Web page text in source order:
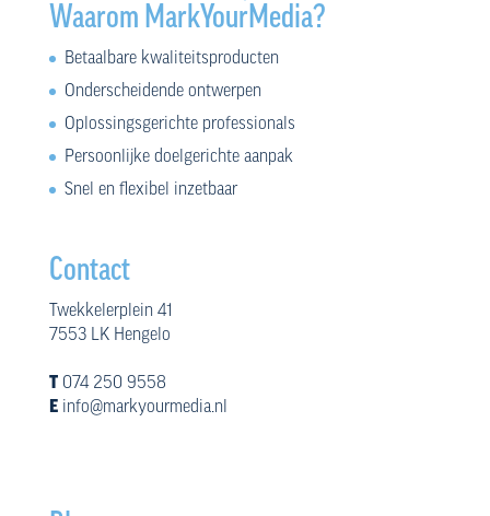
Waarom MarkYourMedia?
Betaalbare kwaliteitsproducten
Onderscheidende ontwerpen
Oplossingsgerichte professionals
Persoonlijke doelgerichte aanpak
Snel en flexibel inzetbaar
Contact
Twekkelerplein 41
7553 LK Hengelo
T074 250 9558
Einfo@markyourmedia.nl